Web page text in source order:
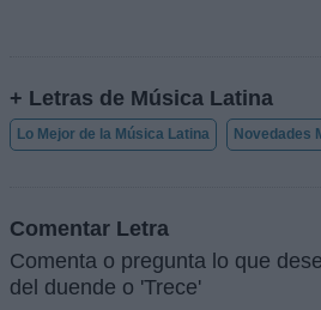
+ Letras de Música Latina
Lo Mejor de la Música Latina Novedades
Comentar Letra
Comenta o pregunta lo que
del duende o 'Trece'